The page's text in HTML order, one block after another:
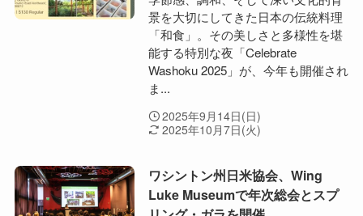
景を大切にしてきた日本の伝統料理
「和食」。その美しさと多様性を堪
能する特別な夜「Celebrate
Washoku 2025」が、今年も開催され
ま...
2025年9月14日(日)
2025年10月7日(火)
ワシントン州日米協会、Wing
Luke Museumで年次総会とスプ